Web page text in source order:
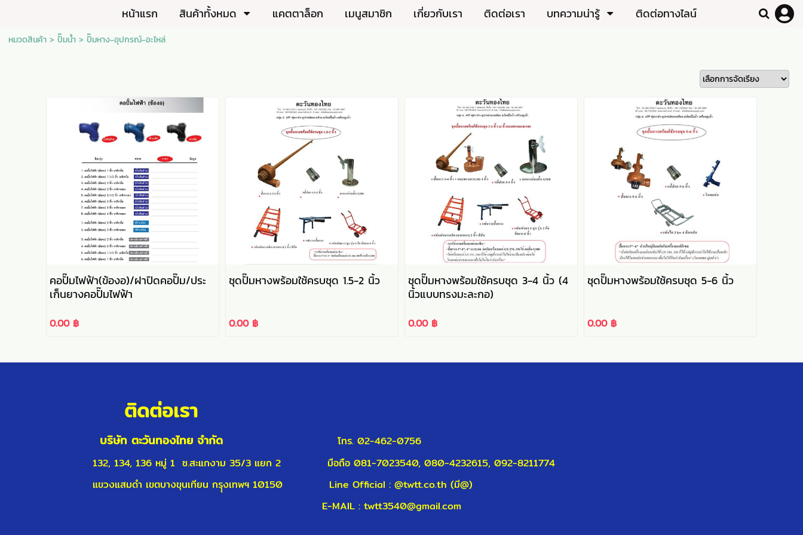
หน้าแรก สินค้าทั้งหมด แคตตาล็อก เมนูสมาชิก เกี่ยวกับเรา ติดต่อเรา บทความน่ารู้ ติดต่อทางไลน์
หมวดสินค้า> ปั๊มน้ำ> ปั๊มหาง-อุปกรณ์-อะไหล่
คอปั๊มไฟฟ้า(ข้องอ)/ฝาปิดคอปั๊ม/ประ
เก็นยางคอปั๊มไฟฟ้า
0.00 ฿
ชุดปั๊มหางพร้อมใช้ครบชุด 1.5-2 นิ้ว
0.00 ฿
ชุดปั๊มหางพร้อมใช้ครบชุด 3-4 นิ้ว (4
นิ้วแบบทรงมะละกอ)
0.00 ฿
ชุดปั๊มหางพร้อมใช้ครบชุด 5-6 นิ้ว
0.00 ฿
ติดต่อเรา
บริษัท ตะวันทองไทย จำกัด
โทร. 02-462-0756
132, 134, 136 หมู่ 1 ซ.สะแกงาม 35/3 แยก 2 มือถือ 081-7023540, 080-4232615, 092-8211774
แขวงแสมดำ เขตบางขุนเทียน กรุุงเทพฯ 10150
Line Official : @twtt.co.th (มี@)
E-MAIL : twtt3540@gmail.com